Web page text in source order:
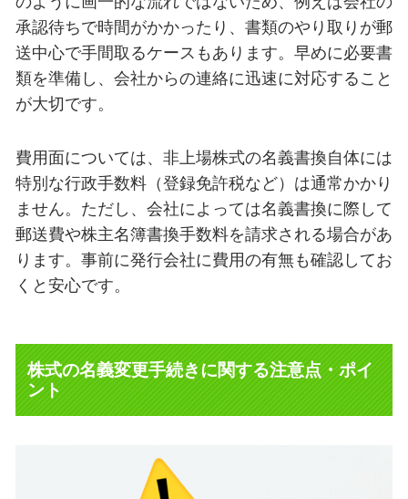
承認待ちで時間がかかったり、書類のやり取りが郵
送中心で手間取るケースもあります。早めに必要書
類を準備し、会社からの連絡に迅速に対応すること
が大切です。
費用面については、非上場株式の名義書換自体には
特別な行政手数料（登録免許税など）は通常かかり
ません。ただし、会社によっては名義書換に際して
郵送費や株主名簿書換手数料を請求される場合があ
ります。事前に発行会社に費用の有無も確認してお
くと安心です。
株式の名義変更手続きに関する注意点・ポイ
ント